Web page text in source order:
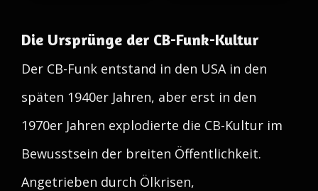
Die Ursprünge der CB-Funk-Kultur
Der CB-Funk entstand in den USA in den
späten 1940er Jahren, aber erst in den
1970er Jahren explodierte die CB-Kultur im
Bewusstsein der breiten Öffentlichkeit.
Angetrieben durch Ölkrisen,